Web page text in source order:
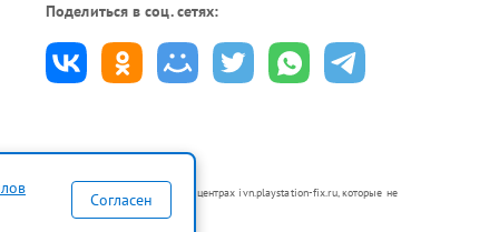
Поделиться в соц. сетях:
в неавторизованных сервисных центрах ivn.playstation-fix.ru, которые не
Согласен